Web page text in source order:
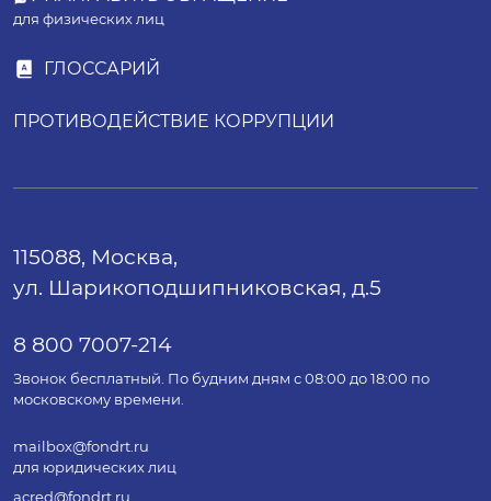
для физических лиц
ГЛОССАРИЙ
ПРОТИВОДЕЙСТВИЕ КОРРУПЦИИ
115088, Москва,
ул. Шарикоподшипниковская, д.5
8 800 7007-214
Звонок бесплатный. По будним дням с 08:00 до 18:00 по
московскому времени.
mailbox@fondrt.ru
для юридических лиц
acred@fondrt.ru